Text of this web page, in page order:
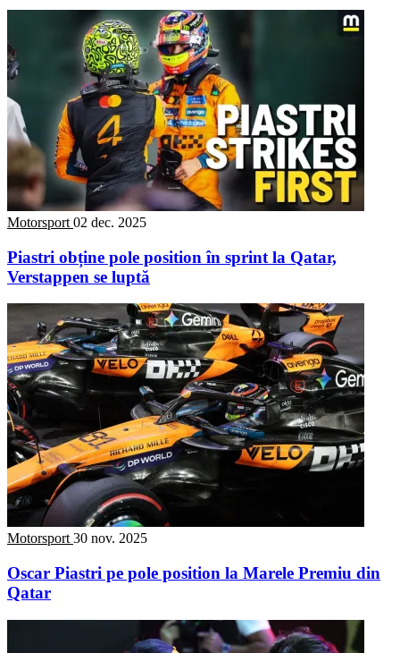
Motorsport 02 dec. 2025
Piastri obține pole position în sprint la Qatar,
Verstappen se luptă
Motorsport 30 nov. 2025
Oscar Piastri pe pole position la Marele Premiu din
Qatar